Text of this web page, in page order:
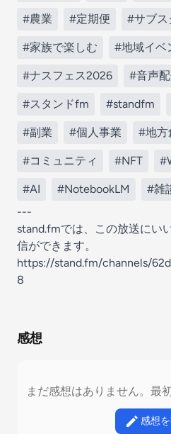
#農業 #定期便 #サブス
#家族で楽しむ #地域イベ
#ナスフェス2026 #音声
#スタンドfm #standfm
#副業 #個人事業 #地方
#コミュニティ #NFT
#AI #NotebookLM
#雑
---
stand.fmでは、この放送にい
信ができます。
https://stand.fm/channels/
8
感想
まだ感想はありません。最
感想を